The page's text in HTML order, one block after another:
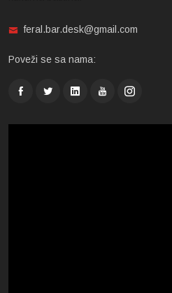
feral.bar.desk@gmail.com
Poveži se sa nama: